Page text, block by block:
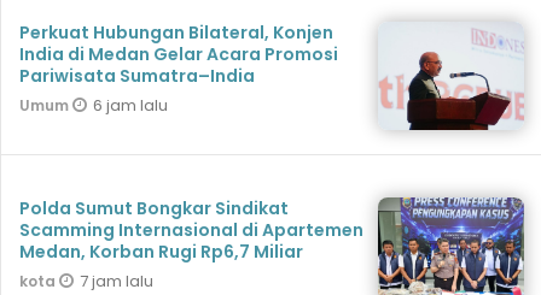
Perkuat Hubungan Bilateral, Konjen
India di Medan Gelar Acara Promosi
Pariwisata Sumatra–India
Umum 6 jam lalu
Polda Sumut Bongkar Sindikat
Scamming Internasional di Apartemen
Medan, Korban Rugi Rp6,7 Miliar
kota 7 jam lalu